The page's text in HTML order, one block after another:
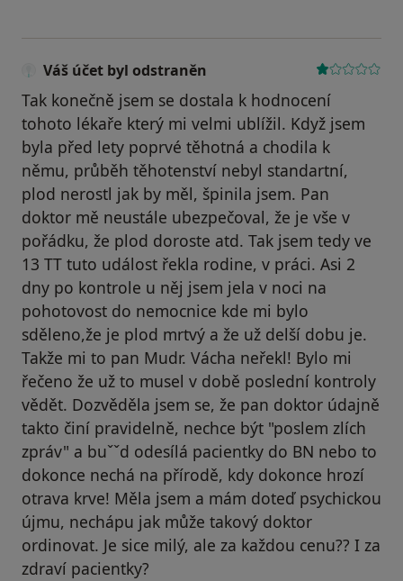
Váš účet byl odstraněn
Tak konečně jsem se dostala k hodnocení
tohoto lékaře který mi velmi ublížil. Když jsem
byla před lety poprvé těhotná a chodila k
němu, průběh těhotenství nebyl standartní,
plod nerostl jak by měl, špinila jsem. Pan
doktor mě neustále ubezpečoval, že je vše v
pořádku, že plod doroste atd. Tak jsem tedy ve
13 TT tuto událost řekla rodine, v práci. Asi 2
dny po kontrole u něj jsem jela v noci na
pohotovost do nemocnice kde mi bylo
sděleno,že je plod mrtvý a že už delší dobu je.
Takže mi to pan Mudr. Vácha neřekl! Bylo mi
řečeno že už to musel v době poslední kontroly
vědět. Dozvěděla jsem se, že pan doktor údajně
takto činí pravidelně, nechce být "poslem zlích
zpráv" a buˇˇd odesílá pacientky do BN nebo to
dokonce nechá na přírodě, kdy dokonce hrozí
otrava krve! Měla jsem a mám doteď psychickou
újmu, nechápu jak může takový doktor
ordinovat. Je sice milý, ale za každou cenu?? I za
zdraví pacientky?